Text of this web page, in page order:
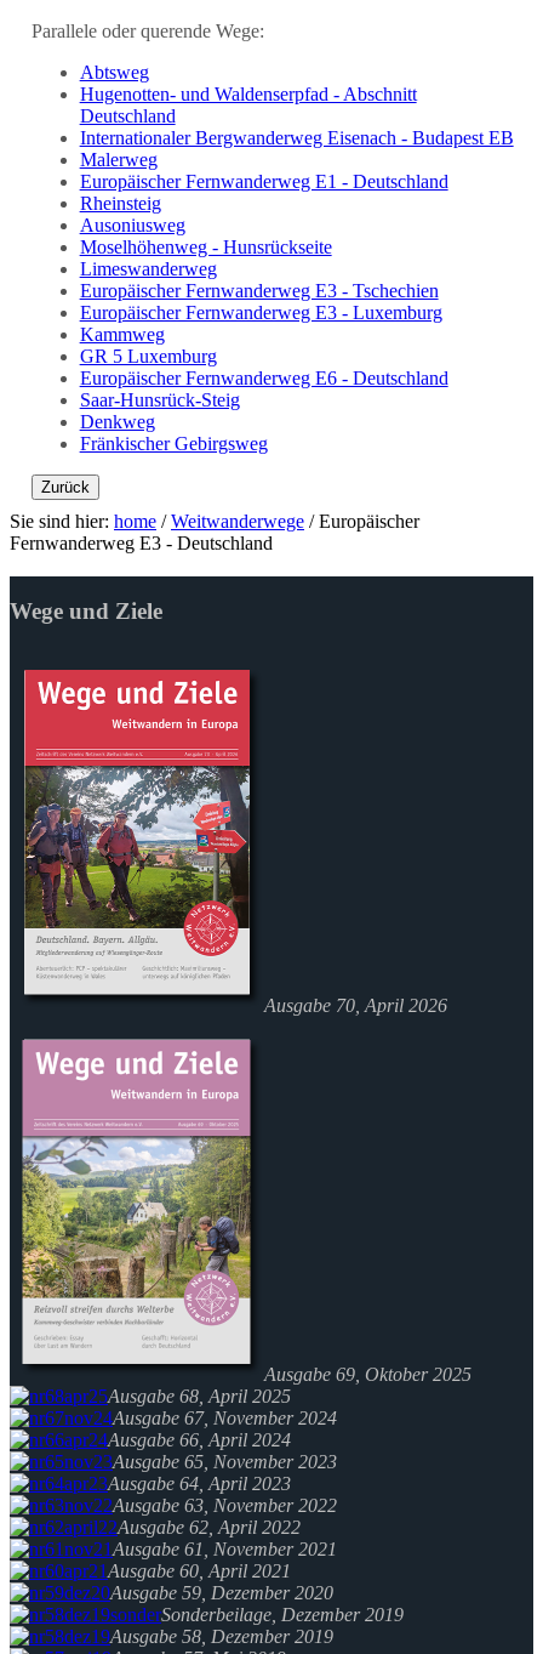
Parallele oder querende Wege:
Abtsweg
Hugenotten- und Waldenserpfad - Abschnitt
Deutschland
Internationaler Bergwanderweg Eisenach - Budapest EB
Malerweg
Europäischer Fernwanderweg E1 - Deutschland
Rheinsteig
Ausoniusweg
Moselhöhenweg - Hunsrückseite
Limeswanderweg
Europäischer Fernwanderweg E3 - Tschechien
Europäischer Fernwanderweg E3 - Luxemburg
Kammweg
GR 5 Luxemburg
Europäischer Fernwanderweg E6 - Deutschland
Saar-Hunsrück-Steig
Denkweg
Fränkischer Gebirgsweg
Zurück
Sie sind hier: home /Weitwanderwege /Europäischer
Fernwanderweg E3 - Deutschland
Wege und Ziele
Ausgabe 70, April 2026
Ausgabe 69, Oktober 2025
Ausgabe 68, April 2025
Ausgabe 67, November 2024
Ausgabe 66, April 2024
Ausgabe 65, November 2023
Ausgabe 64, April 2023
Ausgabe 63, November 2022
Ausgabe 62, April 2022
Ausgabe 61, November 2021
Ausgabe 60, April 2021
Ausgabe 59, Dezember 2020
Sonderbeilage, Dezember 2019
Ausgabe 58, Dezember 2019